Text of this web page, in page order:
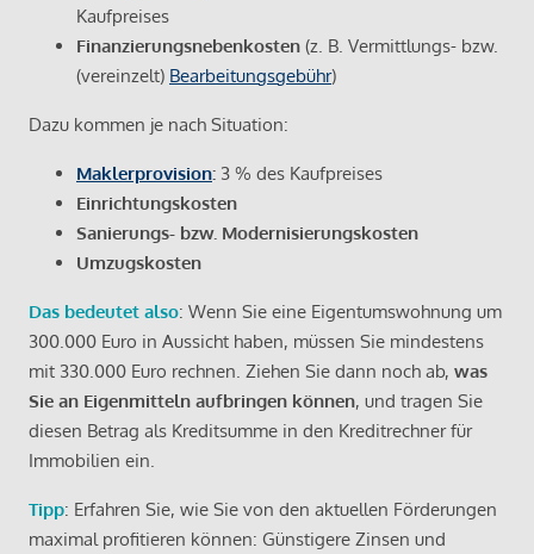
Kaufpreises
Finanzierungsnebenkosten (z. B. Vermittlungs- bzw.
(vereinzelt) Bearbeitungsgebühr)
Dazu kommen je nach Situation:
Maklerprovision: 3 % des Kaufpreises
Einrichtungskosten
Sanierungs- bzw. Modernisierungskosten
Umzugskosten
Das bedeutet also: Wenn Sie eine Eigentumswohnung um
300.000 Euro in Aussicht haben, müssen Sie mindestens
mit 330.000 Euro rechnen. Ziehen Sie dann noch ab, was
Sie an Eigenmitteln aufbringen können, und tragen Sie
diesen Betrag als Kreditsumme in den Kreditrechner für
Immobilien ein.
Tipp: Erfahren Sie, wie Sie von den aktuellen Förderungen
maximal profitieren können: Günstigere Zinsen und